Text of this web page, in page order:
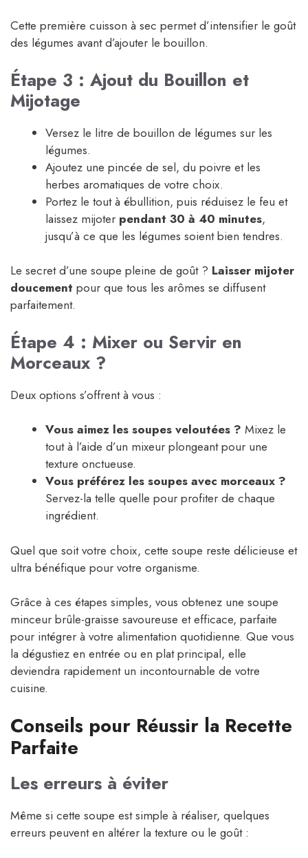
Cette première cuisson à sec permet d’intensifier le goût
des légumes avant d’ajouter le bouillon.
Étape 3 : Ajout du Bouillon et
Mijotage
Versez le litre de bouillon de légumes sur les
légumes.
Ajoutez une pincée de sel, du poivre et les
herbes aromatiques de votre choix.
Portez le tout à ébullition, puis réduisez le feu et
laissez mijoter pendant 30 à 40 minutes,
jusqu’à ce que les légumes soient bien tendres.
Le secret d’une soupe pleine de goût ? Laisser mijoter
doucement pour que tous les arômes se diffusent
parfaitement.
Étape 4 : Mixer ou Servir en
Morceaux ?
Deux options s’offrent à vous :
Vous aimez les soupes veloutées ? Mixez le
tout à l’aide d’un mixeur plongeant pour une
texture onctueuse.
Vous préférez les soupes avec morceaux ?
Servez-la telle quelle pour profiter de chaque
ingrédient.
Quel que soit votre choix, cette soupe reste délicieuse et
ultra bénéfique pour votre organisme.
Grâce à ces étapes simples, vous obtenez une soupe
minceur brûle-graisse savoureuse et efficace, parfaite
pour intégrer à votre alimentation quotidienne. Que vous
la dégustiez en entrée ou en plat principal, elle
deviendra rapidement un incontournable de votre
cuisine.
Conseils pour Réussir la Recette
Parfaite
Les erreurs à éviter
Même si cette soupe est simple à réaliser, quelques
erreurs peuvent en altérer la texture ou le goût :